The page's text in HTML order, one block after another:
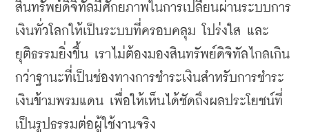
สินทรัพย์ดิจิทัลมีศักยภาพในการเปลี่ยนผ่านระบบการ
เงินทั่วโลกให้เป็นระบบที่ครอบคลุม โปร่งใส และ
ยุติธรรมยิ่งขึ้น เราไม่ต้องมองสินทรัพย์ดิจิทัลไกลเกิน
กว่าฐานะที่เป็นช่องทางการชำระเงินสำหรับการชำระ
เงินข้ามพรมแดน เพื่อให้เห็นได้ชัดถึงผลประโยชน์ที่
เป็นรูปธรรมต่อผู้ใช้งานจริง